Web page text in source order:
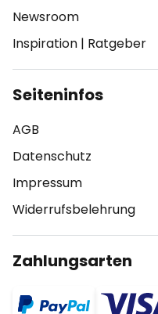
Newsroom
Inspiration | Ratgeber
Seiteninfos
AGB
Datenschutz
Impressum
Widerrufsbelehrung
Zahlungsarten